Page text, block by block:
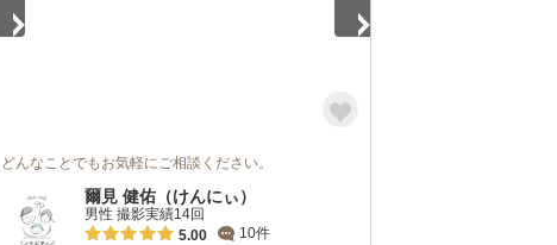
どんなことでもお気軽にご相談ください。
爾見 健佑（けんにぃ）
男性 撮影実績14回
5.00
10件